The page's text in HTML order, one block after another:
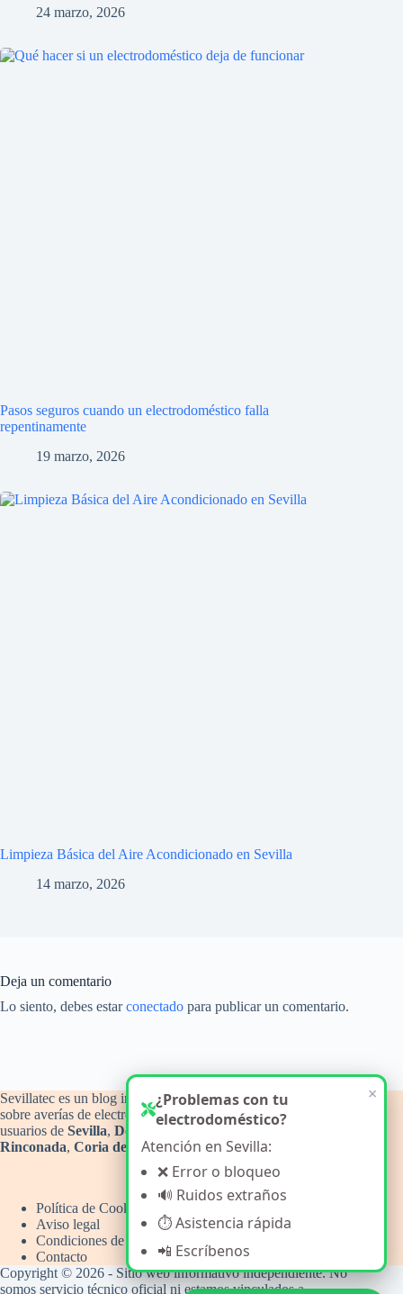
24 marzo, 2026
Pasos seguros cuando un electrodoméstico falla
repentinamente
19 marzo, 2026
Limpieza Básica del Aire Acondicionado en Sevilla
14 marzo, 2026
Deja un comentario
Lo siento, debes estarconectado para publicar un comentario.
Sevillatec es un blog informativo y de orientación técnica
sobre averías de electrodomésticos del hogar, con atención a
usuarios de Sevilla, Dos Hermanas
Rinconada, Coria del RíoyCamas.
Política de Cookies
Aviso legal
Condiciones de uso
Contacto
Copyright © 2026 - Sitio web informativo independiente. No
somos servicio técnico oficial ni estamos vinculados a